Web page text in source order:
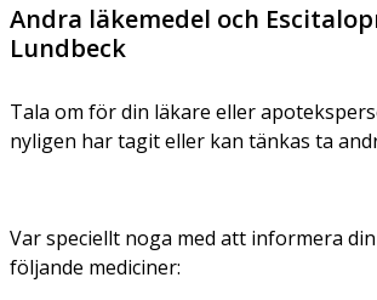
Andra läkemedel och
Lundbeck
Tala om för din läkare eller
nyligen har tagit eller kan tänkas ta
Var speciellt noga med att informera
följande mediciner: